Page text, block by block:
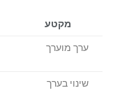
מקטע
ערך מוערך
שינוי בערך